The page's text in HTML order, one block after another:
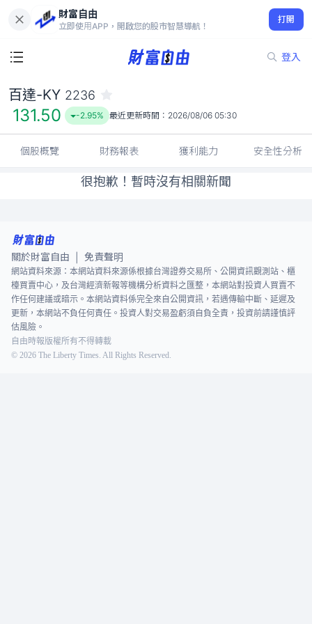
財富自由
立即使用APP，開啟您的股市智慧導航！
打開
登入
131.50
-2.95%
百達-KY 2236
131.50 -2.95% 最近更新時間： 2026/08/06 05:30
個股概覽 財務報表 獲利能力 安全性分析
很抱歉！暫時沒有相關新聞
關於財富自由 免責聲明
網站資料來源：本網站資料來源係根據台灣證券交易所、公開資訊觀測站、櫃
檯買賣中心，及台灣經濟新報等機構分析資料之匯整，本網站對投資人買賣不
作任何建議或暗示。本網站資料係完全來自公開資訊，若遇傳輸中斷、延遲及
更新，本網站不負任何責任。投資人對交易盈虧須自負全責，投資前請謹慎評
估風險。
自由時報版權所有不得轉載
© 2026 The Liberty Times. All Rights Reserved.